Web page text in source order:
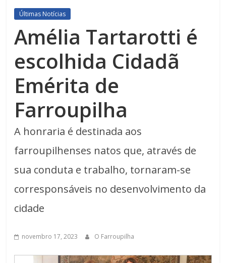
Últimas Notícias
Amélia Tartarotti é
escolhida Cidadã
Emérita de
Farroupilha
A honraria é destinada aos
farroupilhenses natos que, através de
sua conduta e trabalho, tornaram-se
corresponsáveis no desenvolvimento da
cidade
novembro 17, 2023 O Farroupilha